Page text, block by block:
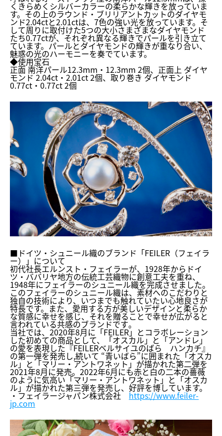
くきらめくシルバーカラーの柔らかな輝きを放っていま
す。その上のラウンド・ブリリアントカットのダイヤモ
ンド2.04ctと2.01ctは、7色の強い光を放っています。 そ
して周りに取付けた5つの大小さまざまなダイヤモンド
たち0.77ctが、それぞれ異なる輝きでパールを引き立て
ています。 パールとダイヤモンドの輝きが重なり合い、
魅惑の光のハーモニーを奏でています。
◆使用宝石
正面 南洋パール12.3mm・12.3mm 2個、正面上 ダイヤ
モンド 2.04ct・2.01ct 2個、取り巻き ダイヤモンド
0.77ct・0.77ct 2個
■ドイツ・シュニール織のブランド「FEILER（フェイラ
ー） 」について
初代社長エルンスト・フェイラーが、1928年からドイ
ツ・ババリヤ地方の伝統工芸織物に創意工夫を重ね、
1948年にフェイラーのシュニール織を完成させました。
このフェイラーのシュニール織は、素材へのこだわりと
独自の技術により、 いつまでも触れていたい心地良さが
特長です。また、 愛用する方が美しいデザインと柔らか
な質感に幸せを感じ、それを贈ることで幸せが広がると
言われている共感のブランドです。
当社では、2020年8月に「FEILER」 とコラボレーション
した初めての商品として、「オスカル」と「アンドレ」
の愛を表現した『FEILERベルサイユのばら ハンカチ』
の第一弾を発売し,続いて “青いばら”に囲まれた「オスカ
ル」と「マリー・ アントワネット」が描かれた第二弾を
2021年8月に発売。 2022年6月にも赤と白の二本の薔薇
のように気高い「マリー・ アントワネット」と「オスカ
ル」が描かれた第三弾を発売し、 好評を博しています。
・フェイラージャパン株式会社 https://www.feiler-
jp.com